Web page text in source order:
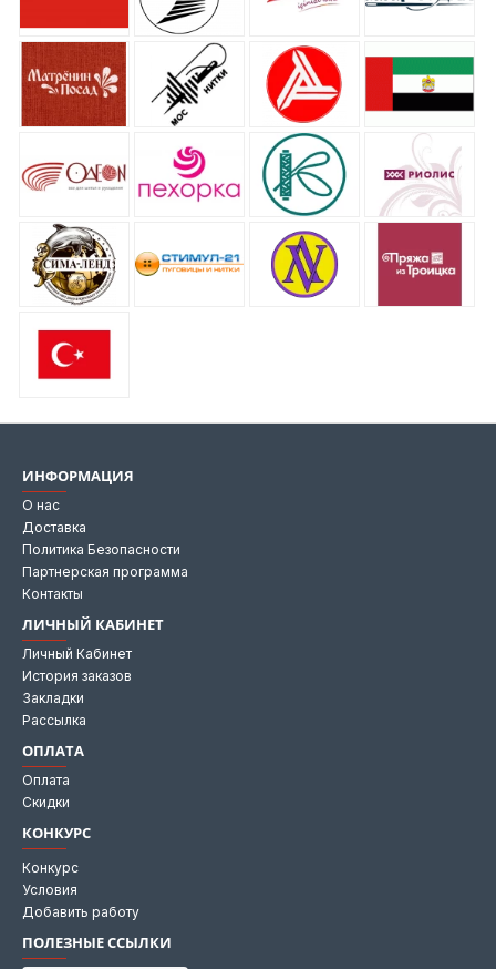
ИНФОРМАЦИЯ
О нас
Доставка
Политика Безопасности
Партнерская программа
Контакты
ЛИЧНЫЙ КАБИНЕТ
Личный Кабинет
История заказов
Закладки
Рассылка
ОПЛАТА
Оплата
Скидки
КОНКУРС
Конкурс
Условия
Добавить работу
ПОЛЕЗНЫЕ ССЫЛКИ